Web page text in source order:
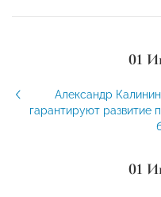
01
Александр
гарантируют развитие
01